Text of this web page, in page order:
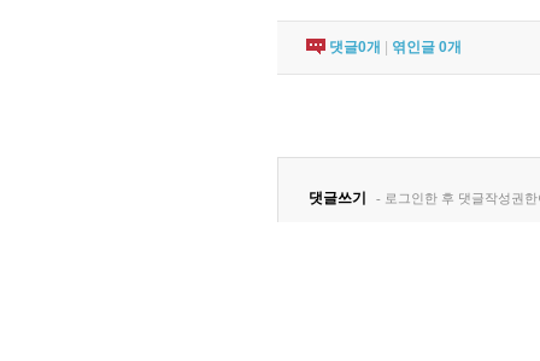
댓글0개 엮인글 0개